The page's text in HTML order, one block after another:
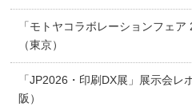
「モトヤコラボレーションフェ
（東京）
「JP2026・印刷DX展」展示会レ
阪）